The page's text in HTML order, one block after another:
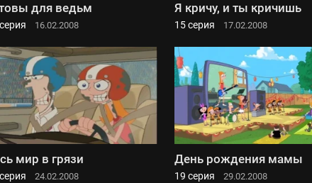
для ведьм
16.02.2008
Я кричу, и ты кричишь
15 серия 17.02.2008
мир в грязи
24.02.2008
День рождения мамы
19 серия 29.02.2008